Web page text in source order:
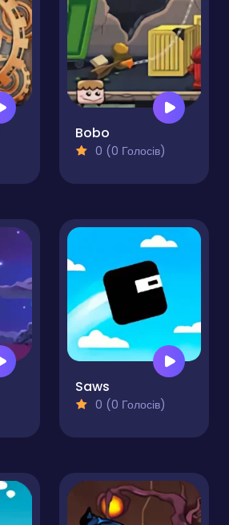
Bobo
0 (0 Голосів)
Saws
0 (0 Голосів)